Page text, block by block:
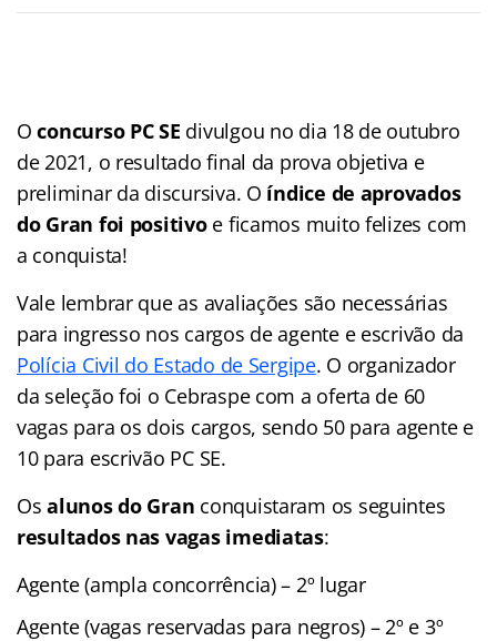
Oconcurso PC SE divulgou no dia 18 de outubro
de 2021, o resultado final da prova objetiva e
preliminar da discursiva. O índice de aprovados
do Gran foi positivoe ficamos muito felizes com
a conquista!
Vale lembrar que as avaliações são necessárias
para ingresso nos cargos de agente e escrivão da
Polícia Civil do Estado de Sergipe. O organizador
da seleção foi o Cebraspe com a oferta de 60
vagas para os dois cargos, sendo 50 para agente e
10 para escrivão PC SE.
Os alunos do Gran conquistaram os seguintes
resultados nas vagas imediatas:
Agente (ampla concorrência) – 2º lugar
Agente (vagas reservadas para negros) – 2º e 3º